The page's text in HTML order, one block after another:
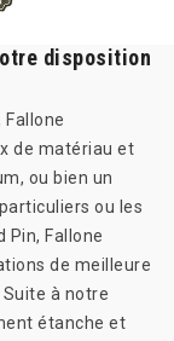
disposition
Fallone
de matériau et
ou bien un
ou les
Pin, Fallone
de meilleure
à notre
étanche et